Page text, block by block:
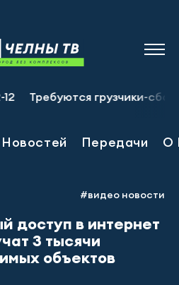
Требуются грузчики-
Передачи О
#видео новости
доступ в интернет
3 тысячи
объектов